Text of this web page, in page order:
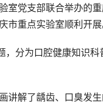
室党支部联合举办的
市重点实验室顺利开展
分为口腔健康知识
解了龋齿、口臭发